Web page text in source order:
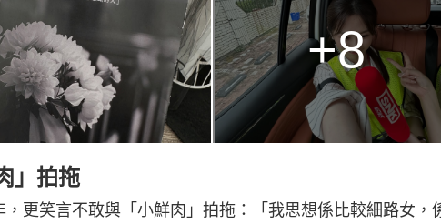
+8
」拍拖
更笑言不敢與「小鮮肉」拍拖：「我思想係比較細路女，